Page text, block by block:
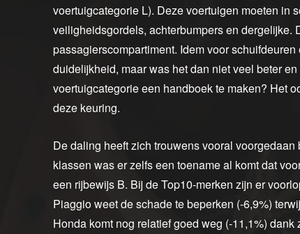
voertuigcategorie L). Deze voertuigen moeten in
veiligheidsgordels, achterbumpers en dergelijke.
passagierscompartiment. Idem voor
duidelijkheid, maar was het dan niet veel beter
voertuigcategorie een handboek te maken? Het
deze keuring.
De daling heeft zich trouwens vooral
klassen was er zelfs een toename al komt dat
een rijbewijs B. Bij de Top10-merken zijn er
Piaggio weet de schade te beperken (-6,9%)
Honda komt nog relatief goed weg (-11,1%)